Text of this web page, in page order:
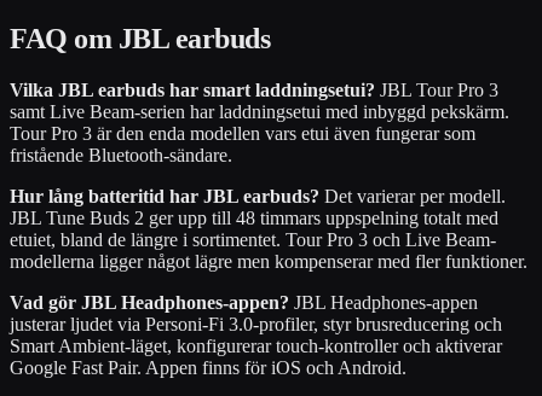
FAQ om JBL earbuds
Vilka JBL earbuds har smart laddningsetui? JBL Tour Pro 3
samt Live Beam-serien har laddningsetui med inbyggd pekskärm.
Tour Pro 3 är den enda modellen vars etui även fungerar som
fristående Bluetooth-sändare.
Hur lång batteritid har JBL earbuds? Det varierar per modell.
JBL Tune Buds 2 ger upp till 48 timmars uppspelning totalt med
etuiet, bland de längre i sortimentet. Tour Pro 3 och Live Beam-
modellerna ligger något lägre men kompenserar med fler funktioner.
Vad gör JBL Headphones-appen? JBL Headphones-appen
justerar ljudet via Personi-Fi 3.0-profiler, styr brusreducering och
Smart Ambient-läget, konfigurerar touch-kontroller och aktiverar
Google Fast Pair. Appen finns för iOS och Android.